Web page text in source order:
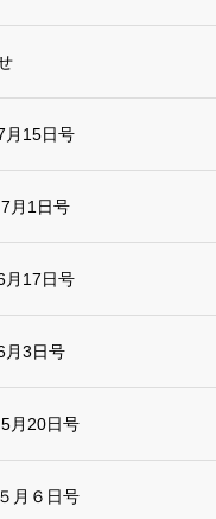
15日号
月1日号
17日号
3日号
月20日号
月６日号